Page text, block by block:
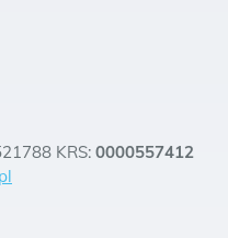
KRS: 0000557412